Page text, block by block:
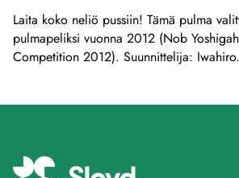
Laita koko neliö pussiin! Tämä pulma
pulmapeliksi vuonna 2012 (Nob
Competition 2012). Suunnittelija: